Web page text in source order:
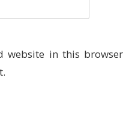
website in this browser